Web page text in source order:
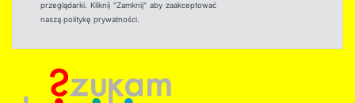
przeglądarki. Kliknij "Zamknij" aby zaakceptować
naszą politykę prywatności.